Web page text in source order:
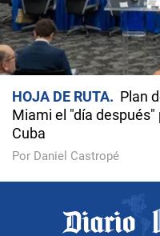
HOJA DE RUTA
Plan
Miami el "día
Cuba
Por Daniel Castropé